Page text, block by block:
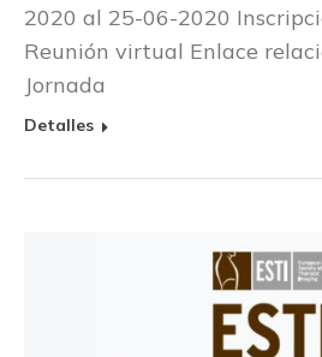
2020 al 25-06-2020
Reunión virtual Enlace
Jornada
Detalles